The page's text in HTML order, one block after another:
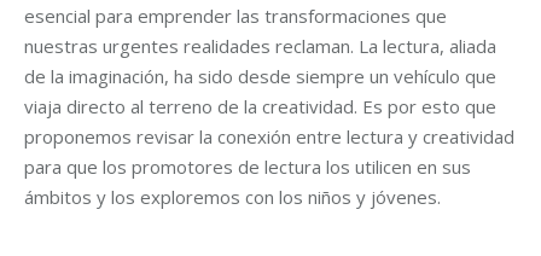
esencial para emprender las transformaciones que
nuestras urgentes realidades reclaman. La lectura, aliada
de la imaginación, ha sido desde siempre un vehículo que
viaja directo al terreno de la creatividad. Es por esto que
proponemos revisar la conexión entre lectura y creatividad
para que los promotores de lectura los utilicen en sus
ámbitos y los exploremos con los niños y jóvenes.